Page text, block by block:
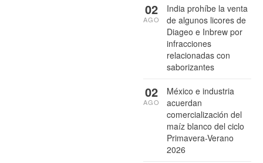
India prohíbe la venta
de algunos licores de
Diageo e Inbrew por
infracciones
relacionadas con
saborizantes
02
AGO
México e industria
acuerdan
comercialización del
maíz blanco del ciclo
Primavera-Verano
2026
02
AGO